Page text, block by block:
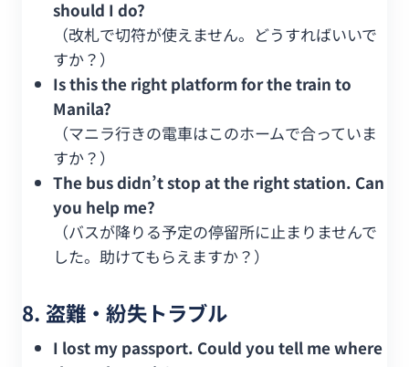
should I do?
（改札で切符が使えません。どうすればいいで
すか？）
Is this the right platform for the train to
Manila?
（マニラ行きの電車はこのホームで合っていま
すか？）
The bus didn’t stop at the right station. Can
you help me?
（バスが降りる予定の停留所に止まりませんで
した。助けてもらえますか？）
8. 盗難・紛失トラブル
I lost my passport. Could you tell me where